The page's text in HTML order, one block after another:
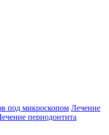
под микроскопом Лечение
периодонтита